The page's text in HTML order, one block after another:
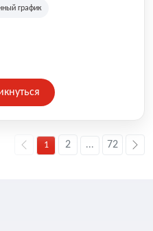
опыт позволяют
график
1 2 ... 72